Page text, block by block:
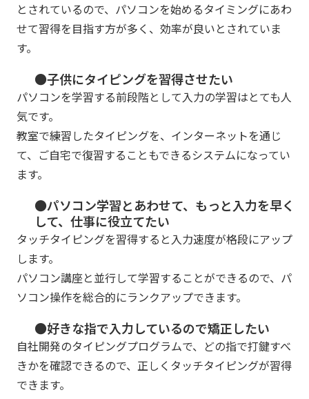
とされているので、パソコンを始めるタイミングにあわ
せて習得を目指す方が多く、効率が良いとされていま
す。
●子供にタイピングを習得させたい
パソコンを学習する前段階として入力の学習はとても人
気です。
教室で練習したタイピングを、インターネットを通じ
て、ご自宅で復習することもできるシステムになってい
ます。
●パソコン学習とあわせて、もっと入力を早く
して、仕事に役立てたい
タッチタイピングを習得すると入力速度が格段にアップ
します。
パソコン講座と並行して学習することができるので、パ
ソコン操作を総合的にランクアップできます。
●好きな指で入力しているので矯正したい
自社開発のタイピングプログラムで、どの指で打鍵すべ
きかを確認できるので、正しくタッチタイピングが習得
できます。